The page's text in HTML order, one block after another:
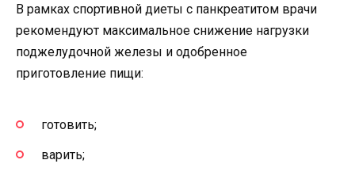
В рамках спортивной диеты с панкреатитом врачи
рекомендуют максимальное снижение нагрузки
поджелудочной железы и одобренное
приготовление пищи:
готовить;
варить;